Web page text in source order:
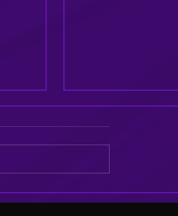
Color en los